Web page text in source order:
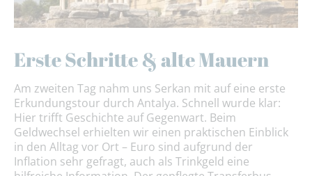
Erste Schritte & alte Mauern
Am zweiten Tag nahm uns Serkan mit auf eine erste
Erkundungstour durch Antalya. Schnell wurde klar:
Hier trifft Geschichte auf Gegenwart. Beim
Geldwechsel erhielten wir einen praktischen Einblick
in den Alltag vor Ort – Euro sind aufgrund der
Inflation sehr gefragt, auch als Trinkgeld eine